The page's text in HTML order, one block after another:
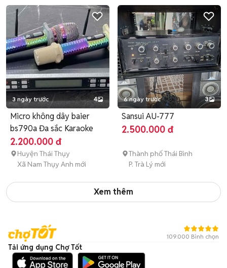
3 ngày trước 4
Micro không dây baier
bs790a Đa sắc Karaoke
2.200.000 đ
Huyện Thái Thụy
Xã Nam Thụy Anh mới
6 ngày trước 3
Sansui AU-777
2.500.000 đ
Thành phố Thái Bình
P. Trà Lý mới
Xem thêm
109.000 Bình chọn
Tải ứng dụng Chợ Tốt